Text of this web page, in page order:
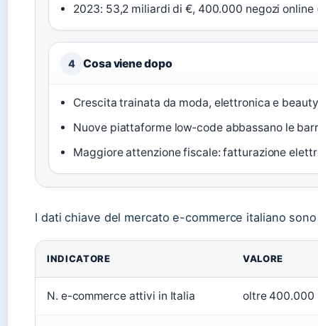
2023: 53,2 miliardi di €, 400.000 negozi
4 Cosa viene dopo
Crescita trainata da moda, elettronica e beauty
Nuove piattaforme low‑code abbassano le
Maggiore attenzione fiscale: fatturazione
I dati chiave del mercato e-commerce italiano
INDICATORE VALORE
N. e-commerce attivi in Italia oltre 400.000